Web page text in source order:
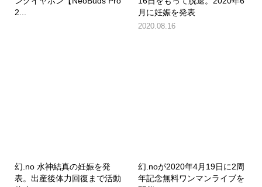
2...
月に妊娠を発表
2020.08.16
幻.no 水神結真の妊娠を発
表。出産後体力回復まで活動
幻.noが2020年4月19日に2周
年記念無料ワンマンライブを